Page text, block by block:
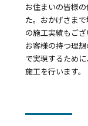
お住まいの皆様
た。おかげさま
の施工実績もござ
お客様の持つ理
で実現するため
施工を行います。